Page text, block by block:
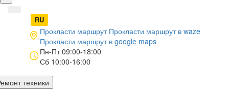
| RU
Прокласти маршрут Прокласти маршрут в waze
Прокласти маршрут в google maps
Пн-Пт 09:00-18:00
Сб 10:00-16:00
техники